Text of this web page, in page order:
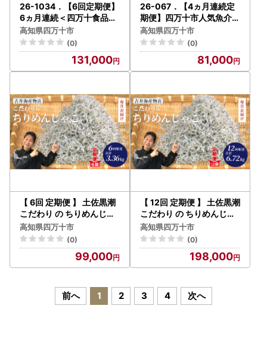
26-1034．【6回定期便】
6ヵ月連続＜四万十食品＞
うなぎ蒲焼 きざみ5袋(合
計225ｇ) ／Ｋ5
高知県四万十市
(0)
131,000
26-067．【4ヵ月連続定
期便】四万十市人気魚介＆
お肉返礼品
高知県四万十市
(0)
81,000
【 6回 定期便 】 土佐黒潮
こだわり の ちりめんじゃ
こ 560g 合計 3.36kg 毎月
届く 冷凍 小分け 便利 無添
加 無着色 国産 小魚 魚介
海産物 グルメ お取り寄せ
25-751
高知県四万十市
(0)
99,000
【 12回 定期便 】 土佐黒潮
こだわり の ちりめんじゃ
こ 560g 合計 6.72kg 毎月
届く 冷凍 小分け 便利 無添
加 無着色 国産 小魚 魚介
海産物 グルメ お取り寄せ
25-753
高知県四万十市
(0)
198,000
前へ 1 2 3 4 次へ